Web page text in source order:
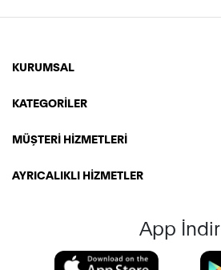
KURUMSAL
KATEGORİLER
MÜŞTERİ HİZMETLERİ
AYRICALIKLI HİZMETLER
App İndir